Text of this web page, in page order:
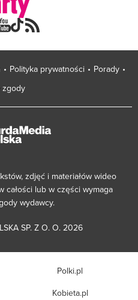
Polityka prywatności
Porady
zgody
zdjęć i materiałów wideo
całości lub w części wymaga
wydawcy.
SP. Z O. O. 2026
Polki.pl
Kobieta.pl